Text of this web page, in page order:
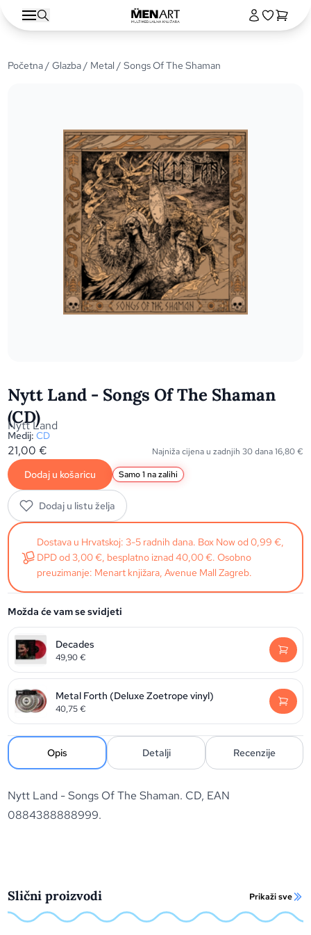
Početna/Glazba/ Metal / Songs Of The Shaman
Nytt Land - Songs Of The Shaman
(CD)
Nytt Land
Medij: CD
21,00€ Najniža cijena u zadnjih 30 dana16,80€
Dodaj u košaricu Samo 1 na zalihi
Dodaj u listu želja
Dostava u Hrvatskoj: 3-5 radnih dana. Box Now od 0,99 €,
DPD od 3,00 €, besplatno iznad 40,00 €. Osobno
preuzimanje: Menart knjižara, Avenue Mall Zagreb.
Možda će vam se svidjeti
Decades
49,90€
Metal Forth (Deluxe Zoetrope vinyl)
40,75€
Opis Detalji Recenzije
Nytt Land - Songs Of The Shaman. CD, EAN
0884388888999.
Slični proizvodi Prikaži sve